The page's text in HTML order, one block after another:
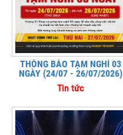
THÔNG BÁO TẠM NGHỈ 03
NGÀY (24/07 - 26/07/2026)
Tin tức